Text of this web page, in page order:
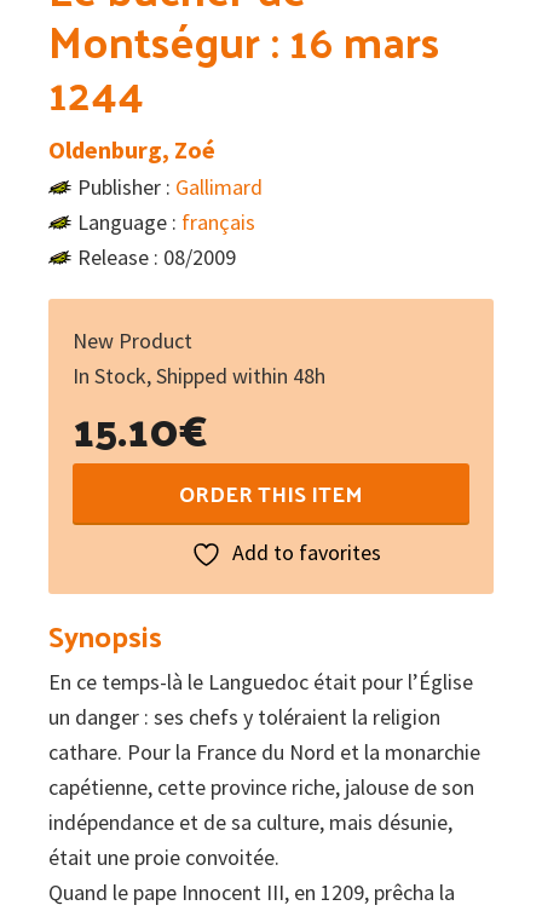
Montségur : 16 mars
1244
Oldenburg, Zoé
Publisher : Gallimard
Language : français
Release : 08/2009
New Product
In Stock, Shipped within 48h
15.10€
16
mars
1244
quantity
ORDER THIS ITEM
Add to favorites
Synopsis
En ce temps-là le Languedoc était pour l’Église
un danger : ses chefs y toléraient la religion
cathare. Pour la France du Nord et la monarchie
capétienne, cette province riche, jalouse de son
indépendance et de sa culture, mais désunie,
était une proie convoitée.
Quand le pape Innocent III, en 1209, prêcha la